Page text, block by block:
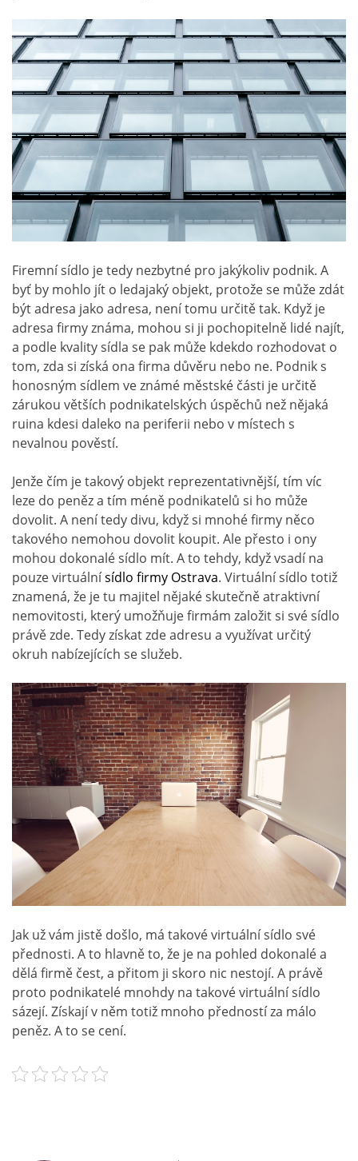
Firemní sídlo je tedy nezbytné pro jakýkoliv podnik. A
byť by mohlo jít o ledajaký objekt, protože se může zdát
být adresa jako adresa, není tomu určitě tak. Když je
adresa firmy známa, mohou si ji pochopitelně lidé najít,
a podle kvality sídla se pak může kdekdo rozhodovat o
tom, zda si získá ona firma důvěru nebo ne. Podnik s
honosným sídlem ve známé městské části je určitě
zárukou větších podnikatelských úspěchů než nějaká
ruina kdesi daleko na periferii nebo v místech s
nevalnou pověstí.
Jenže čím je takový objekt reprezentativnější, tím víc
leze do peněz a tím méně podnikatelů si ho může
dovolit. A není tedy divu, když si mnohé firmy něco
takového nemohou dovolit koupit. Ale přesto i ony
mohou dokonalé sídlo mít. A to tehdy, když vsadí na
pouze virtuálnísídlo firmy Ostrava. Virtuální sídlo totiž
znamená, že je tu majitel nějaké skutečně atraktivní
nemovitosti, který umožňuje firmám založit si své sídlo
právě zde. Tedy získat zde adresu a využívat určitý
okruh nabízejících se služeb.
Jak už vám jistě došlo, má takové virtuální sídlo své
přednosti. A to hlavně to, že je na pohled dokonalé a
dělá firmě čest, a přitom ji skoro nic nestojí. A právě
proto podnikatelé mnohdy na takové virtuální sídlo
sázejí. Získají v něm totiž mnoho předností za málo
peněz. A to se cení.